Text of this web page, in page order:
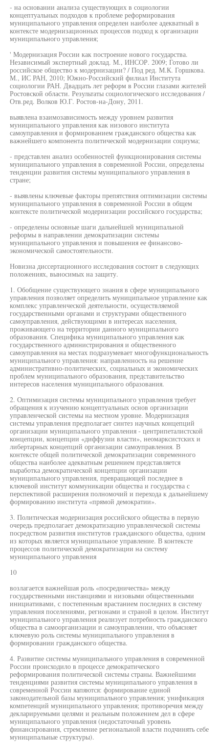
- на основании анализа существующих в социологии
концептуальных подходов к проблеме реформирования
муниципального управления определен наиболее адекватный в
контексте модернизационных процессов подход к организации
муниципального управления;
' Модернизация России как построение нового государства.
Независимый экспертный доклад. М., ИНСОР. 2009; Готово ли
российское общество к модернизации? / Под ред. М.К. Горшкова.
М., ИС РАН, 2010; Южно-Российский филиал Института
социологии РАН. Двадцать лет реформ в России глазами жителей
Ростовской области. Результаты социологического исследования /
Отв.ред. Волков Ю.Г. Ростов-на-Дону, 2011.
выявлена взаимозависимость между уровнем развития
муниципального управления как низового института
самоуправления и формированием гражданского общества как
важнейшего компонента политической модернизации социума;
- представлен анализ особенностей функционирования системы
муниципального управления в современной России, определены
тенденции развития системы муниципального управления в
стране;
- выявлены ключевые факторы препятствия оптимизации системы
муниципального управления в современной России в общем
контексте политической модернизации российского государства;
- определены основные шаги дальнейшей муниципальной
реформы в направлении демократизации системы
муниципального управления и повышения ее финансово-
экономической самостоятельности.
Новизна диссертационного исследования состоит в следующих
положениях, выносимых на защиту.
1. Обобщение существующего знания в сфере муниципального
управления позволяет определить муниципальное управление как
комплекс управленческой деятельности, осуществляемой
государственными органами и структурами общественного
самоуправления, действующими в интересах населения,
проживающего на территории данного муниципального
образования. Специфика муниципального управления как
государственного администрирования и общественного
самоуправления на местах подразумевает многофункциональность
муниципального управления: направленность на решение
административно-политических, социальных и экономических
проблем муниципального образования, представительство
интересов населения муниципального образования.
2. Оптимизация системы муниципального управления требует
обращения к изучению концептуальных основ организации
управленческой системы на местном уровне. Модернизация
системы управления предполагает синтез научных концепций
организации муниципального управления - центрипеталистской
концепции, концепции «диффузии власти», неомарксистских и
либертарных концепций организации самоуправления. В
контексте общей политической демократизации современного
общества наиболее адекватным решением представляется
выработка демократической концепции организации
муниципального управления, превращающей последнее в
ключевой институт коммуникации общества и государства с
перспективой расширения полномочий и перехода к дальнейшему
формированию института «прямой демократии».
3. Политическая модернизация российского общества в первую
очередь предполагает демократизацию управленческой системы
посредством развития институтов гражданского общества, одним
из которых является муниципальное управление. В контексте
процессов политической демократизации на систему
муниципального управления
10
возлагается важнейшая роль «посредничества» между
государственными инстанциями и низовыми общественными
инициативами, с постепенным врастанием последних в систему
управления поселениями, регионами и страной в целом. Институт
муниципального управления реализует потребность гражданского
общества в самоорганизации и самоуправлении, что объясняет
ключевую роль системы муниципального управления в
формировании гражданского общества.
4. Развитие системы муниципального управления в современной
России происходило в процессе демократического
реформирования политической системы страны. Важнейшими
тенденциями развития системы муниципального управления в
современной России яапяются: формирование единой
законодательной базы муниципального управления; унификация
компетенций муниципального управления; противоречия между
декларируемыми целями и реальным положением дел в сфере
муниципального управления (недостаточный уровень
финансирования, стремление региональной власти подчинять себе
муниципальные структуры).